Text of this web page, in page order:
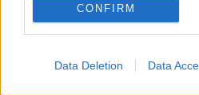
CONFIRM
Data Deletion Data
Komentuoti gali tik Lrytas
bendruomenės ir